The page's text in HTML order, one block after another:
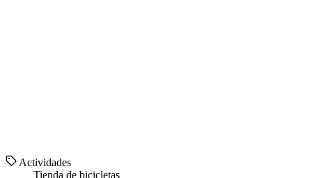
Actividades
Tienda de bicicletas